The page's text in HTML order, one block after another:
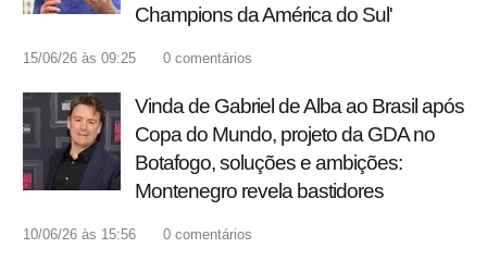
Champions da América do Sul'
15/06/26 às 09:25 0 comentários
Vinda de Gabriel de Alba ao Brasil após
Copa do Mundo, projeto da GDA no
Botafogo, soluções e ambições:
Montenegro revela bastidores
10/06/26 às 15:56 0 comentários